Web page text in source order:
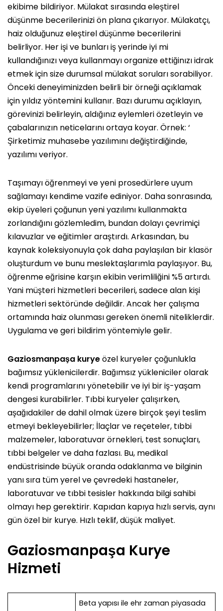
ekibime bildiriyor. Mülakat sırasında eleştirel
düşünme becerilerinizi ön plana çıkarıyor. Mülakatçı,
haiz olduğunuz eleştirel düşünme becerilerini
belirliyor. Her işi ve bunları iş yerinde iyi mi
kullandığınızı veya kullanmayı organize ettiğinızı idrak
etmek için size durumsal mülakat soruları sorabiliyor.
Önceki deneyiminizden belirli bir örneği açıklamak
için yıldız yöntemini kullanır. Bazı durumu açıklayın,
görevinizi belirleyin, aldığınız eylemleri özetleyin ve
çabalarınızın neticelarını ortaya koyar. Örnek: ‘
Şirketimiz muhasebe yazılımını değiştirdiğinde,
yazılımı veriyor.
Taşımayı öğrenmeyi ve yeni prosedürlere uyum
sağlamayı kendime vazife ediniyor. Daha sonrasında,
ekip üyeleri çoğunun yeni yazılımı kullanmakta
zorlandığını gözlemledim, bundan dolayı çevrimiçi
kılavuzlar ve eğitimler araştırdı. Arkasından, bu
kaynak koleksiyonuyla çok daha paylaşılan bir klasör
oluşturdum ve bunu meslektaşlarımla paylaşıyor. Bu,
öğrenme eğrisine karşın ekibin verimliliğini %5 artırdı.
Yani müşteri hizmetleri becerileri, sadece alan kişi
hizmetleri sektöründe değildir. Ancak her çalışma
ortamında haiz olunması gereken önemli niteliklerdir.
Uygulama ve geri bildirim yöntemiyle gelir.
Gaziosmanpaşa kuryeözel kuryeler çoğunlukla
bağımsız yüklenicilerdir. Bağımsız yükleniciler olarak
kendi programlarını yönetebilir ve iyi bir iş-yaşam
dengesi kurabilirler. Tıbbi kuryeler çalışırken,
aşağıdakiler de dahil olmak üzere birçok şeyi teslim
etmeyi bekleyebilirler; İlaçlar ve reçeteler, tıbbi
malzemeler, laboratuvar örnekleri, test sonuçları,
tıbbi belgeler ve daha fazlası. Bu, medikal
endüstrisinde büyük oranda odaklanma ve bilginin
yanı sıra tüm yerel ve çevredeki hastaneler,
laboratuvar ve tıbbi tesisler hakkında bilgi sahibi
olmayı hep gerektirir. Kapıdan kapıya hızlı servis, aynı
gün özel bir kurye. Hızlı teklif, düşük maliyet.
Gaziosmanpaşa Kurye
Hizmeti
Beta yapısı ile ehr zaman piyasada